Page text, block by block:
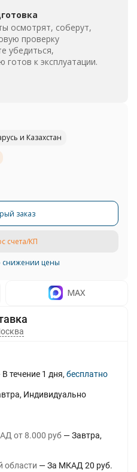
осмотрят, соберут,
проверку
убедиться,
готов к эксплуатации.
и Казахстан
заказ
счета/КП
цены
MAX
В течение 1 дня Бесплатно
Индивидуально
от 8.000 руб
Завтра
области
За МКАД 20 руб.